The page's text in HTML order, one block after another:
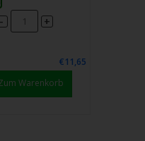
- +
€11,65
Warenkorb